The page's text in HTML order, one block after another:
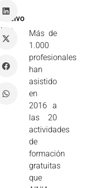
Más de
1.000
profesionales
han
asistido
en
2016 a
las 20
actividades
de
formación
gratuitas
que